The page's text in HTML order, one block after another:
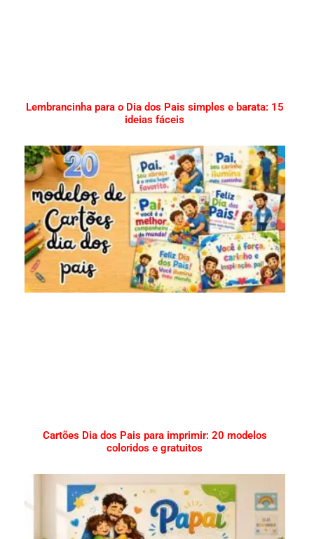
Lembrancinha para o Dia dos Pais simples e barata: 15
ideias fáceis
Cartões Dia dos Pais para imprimir: 20 modelos
coloridos e gratuitos